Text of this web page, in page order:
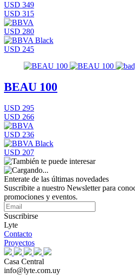
USD 349
USD 315
USD 280
USD 245
BEAU 100
USD 295
USD 266
USD 236
USD 207
Enterate de las últimas novedades
Suscribite a nuestro Newsletter para
promociones y eventos.
Suscribirse
Lyte
Contacto
Proyectos
Casa Central
info@lyte.com.uy